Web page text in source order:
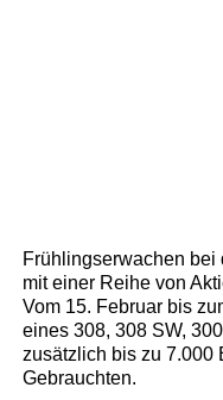
Frühlingserwachen bei
mit einer Reihe von
Vom 15. Februar bis
eines 308, 308 SW,
zusätzlich bis zu 7.000
Gebrauchten.